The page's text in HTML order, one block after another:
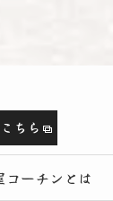
ちら
コーチンとは